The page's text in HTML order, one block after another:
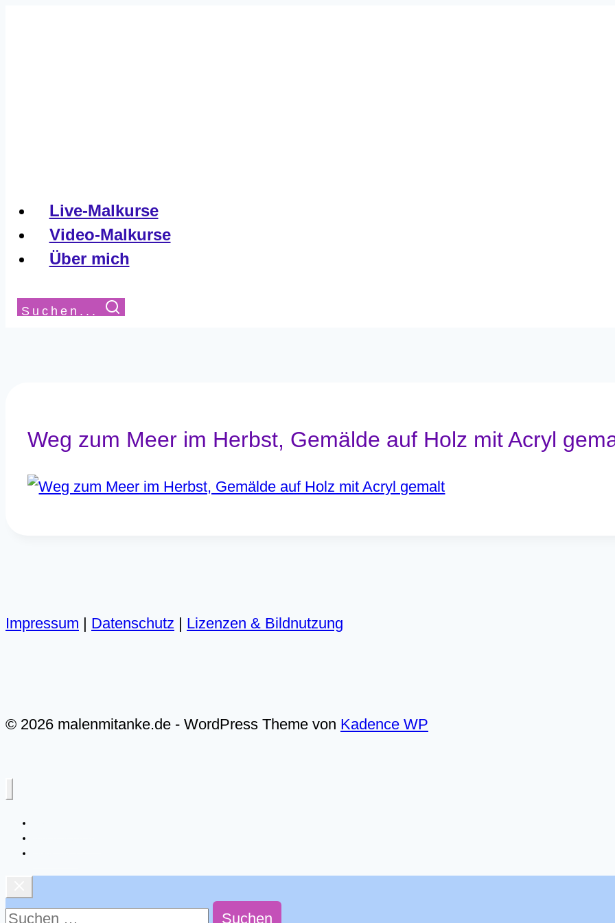
Live-Malkurse
Video-Malkurse
Über mich
Suchen...
Weg zum Meer im Herbst, Gemälde auf Holz mit Acryl
Impressum | Datenschutz | Lizenzen & Bildnutzung
© 2026 malenmitanke.de - WordPress Theme von Kadence WP